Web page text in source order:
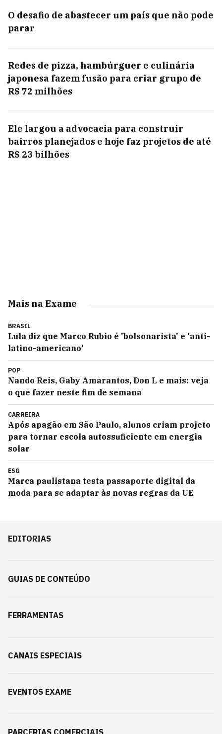
O desafio de abastecer um país que não pode
parar
Redes de pizza, hambúrguer e culinária
japonesa fazem fusão para criar grupo de
R$ 72 milhões
Ele largou a advocacia para construir
bairros planejados e hoje faz projetos de até
R$ 23 bilhões
Mais na Exame
BRASIL
Lula diz que Marco Rubio é 'bolsonarista' e 'anti-
latino-americano'
POP
Nando Reis, Gaby Amarantos, Don L e mais: veja
o que fazer neste fim de semana
CARREIRA
Após apagão em São Paulo, alunos criam projeto
para tornar escola autossuficiente em energia
solar
ESG
Marca paulistana testa passaporte digital da
moda para se adaptar às novas regras da UE
EDITORIAS
GUIAS DE CONTEÚDO
FERRAMENTAS
CANAIS ESPECIAIS
EVENTOS EXAME
PARCERIAS COMERCIAIS